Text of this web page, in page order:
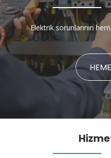
Elektrik sorunlarının